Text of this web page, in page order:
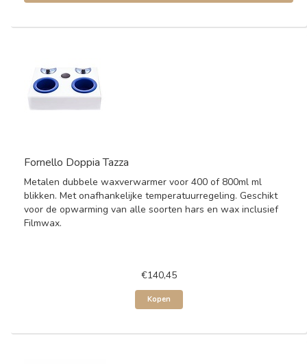
Fornello Doppia Tazza
Metalen dubbele waxverwarmer voor 400 of 800ml ml
blikken. Met onafhankelijke temperatuurregeling. Geschikt
voor de opwarming van alle soorten hars en wax inclusief
Filmwax.
€140,45
Kopen